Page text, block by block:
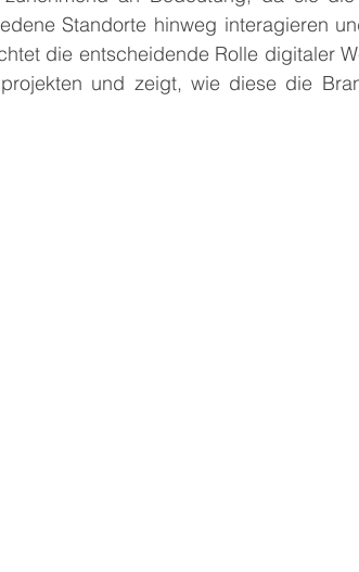
Standorte hinweg interagieren
die entscheidende Rolle digitaler
und zeigt, wie diese die